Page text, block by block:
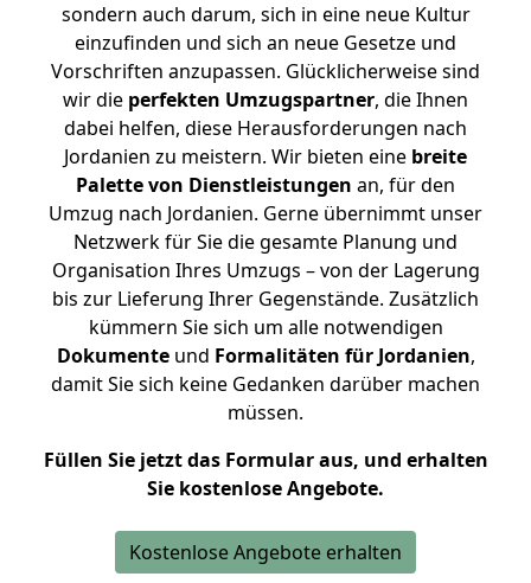
sondern auch darum, sich in eine neue Kultur
einzufinden und sich an neue Gesetze und
Vorschriften anzupassen. Glücklicherweise sind
wir die perfekten Umzugspartner, die Ihnen
dabei helfen, diese Herausforderungen nach
Jordanien zu meistern. Wir bieten eine breite
Palette von Dienstleistungen an, für den
Umzug nach Jordanien. Gerne übernimmt unser
Netzwerk für Sie die gesamte Planung und
Organisation Ihres Umzugs – von der Lagerung
bis zur Lieferung Ihrer Gegenstände. Zusätzlich
kümmern Sie sich um alle notwendigen
Dokumenteund Formalitäten für Jordanien,
damit Sie sich keine Gedanken darüber machen
müssen.
Füllen Sie jetzt das Formular aus, und erhalten
Sie kostenlose Angebote.
Kostenlose Angebote erhalten